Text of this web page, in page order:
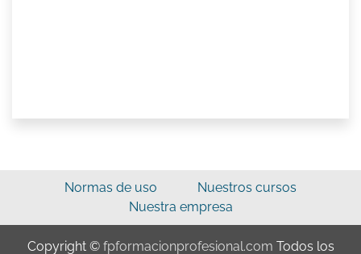
Normas de uso
Nuestros cursos
Nuestra empresa
Copyright © fpformacionprofesional.com Todos los